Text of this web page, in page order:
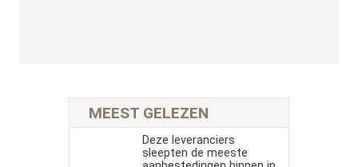
MEEST GELEZEN
Deze leveranciers
sleepten de meeste